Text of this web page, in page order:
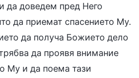
да доведем пред Него
да приемат спасението Му.
да получа Божието дело
да проявя внимание
Му и да поема тази